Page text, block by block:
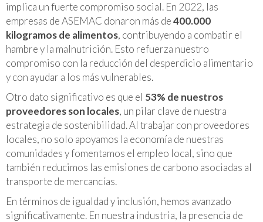
implica un fuerte compromiso social. En 2022, las
empresas de ASEMAC donaron más de400.000
kilogramos de alimentos, contribuyendo a combatir el
hambre y la malnutrición. Esto refuerza nuestro
compromiso con la reducción del desperdicio alimentario
y con ayudar a los más vulnerables.
Otro dato significativo es que el 53% de nuestros
proveedores son locales, un pilar clave de nuestra
estrategia de sostenibilidad. Al trabajar con proveedores
locales, no solo apoyamos la economía de nuestras
comunidades y fomentamos el empleo local, sino que
también reducimos las emisiones de carbono asociadas al
transporte de mercancías.
En términos de igualdad y inclusión, hemos avanzado
significativamente. En nuestra industria, la presencia de